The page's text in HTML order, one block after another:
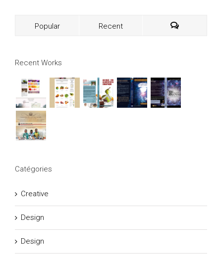
Popular Recent
Recent Works
Catégories
Creative
Design
Design